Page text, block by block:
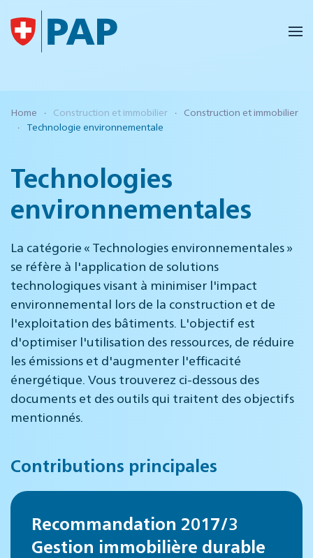
Accéder au contenu principal
Home Construction et immobilier
Construction et immobilier
Technologie environnementale
Technologies
environnementales
La catégorie « Technologies environnementales »
se réfère à l'application de solutions
technologiques visant à minimiser l'impact
environnemental lors de la construction et de
l'exploitation des bâtiments. L'objectif est
d'optimiser l'utilisation des ressources, de réduire
les émissions et d'augmenter l'efficacité
énergétique. Vous trouverez ci-dessous des
documents et des outils qui traitent des objectifs
mentionnés.
Contributions principales
Recommandation 2017/3
Gestion immobilière durable